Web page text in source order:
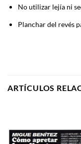
No utilizar lejía ni
Planchar del revés
ARTÍCULOS